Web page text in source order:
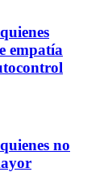
empatía
no